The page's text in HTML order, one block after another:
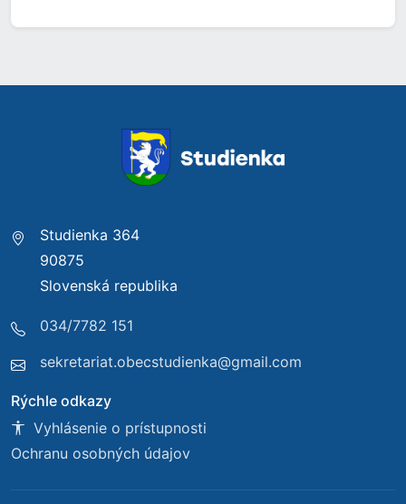
Studienka 364
90875
Slovenská republika
034/7782 151
sekretariat.obecstudienka@gmail.com
Rýchle odkazy
Vyhlásenie o prístupnosti
Ochranu osobných údajov